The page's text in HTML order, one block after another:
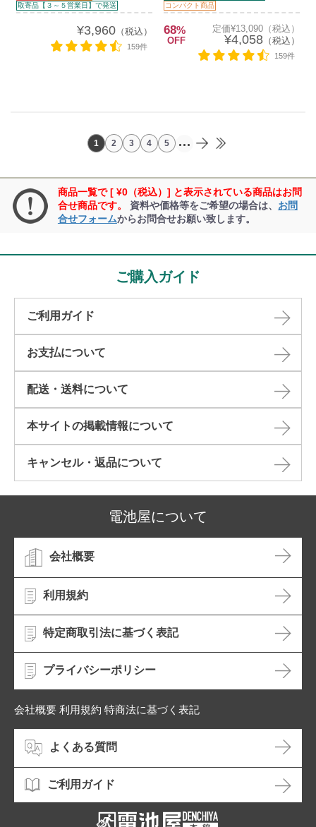
取寄品【３～５営業日】で発送
¥3,960（税込）
159件
コンパクト商品
68%
OFF
定価¥13,090（税込）
¥4,058（税込）
159件
1 2 3 4 5 ...
商品一覧で [ ¥0（税込）] と表示されている商品はお問
合せ商品です。
資料や価格等をご希望の場合は、 お問
合せフォームからお問合せお願い致します。
ご購入ガイド
ご利用ガイド
お支払について
配送・送料について
本サイトの掲載情報について​
キャンセル・返品について​
電池屋について
会社概要
利用規約
特定商取引法に基づく表記
プライバシーポリシー
会社概要 利用規約 特商法に基づく表記
よくある質問
ご利用ガイド